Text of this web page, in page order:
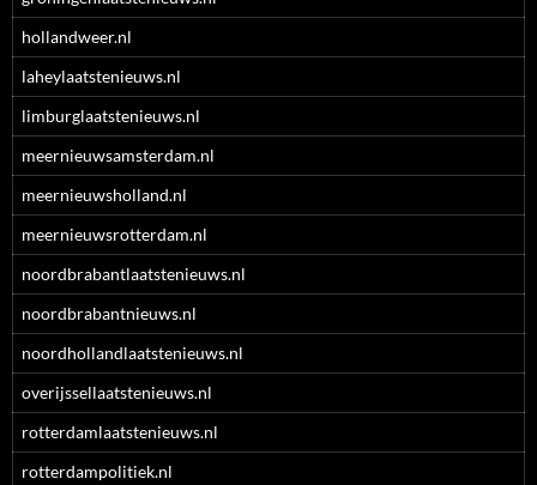
hollandweer.nl
laheylaatstenieuws.nl
limburglaatstenieuws.nl
meernieuwsamsterdam.nl
meernieuwsholland.nl
meernieuwsrotterdam.nl
noordbrabantlaatstenieuws.nl
noordbrabantnieuws.nl
noordhollandlaatstenieuws.nl
overijssellaatstenieuws.nl
rotterdamlaatstenieuws.nl
rotterdampolitiek.nl